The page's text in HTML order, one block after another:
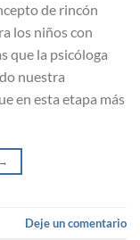
de rincón
los niños con
que la psicóloga
nuestra
en esta etapa más
→
Deje un comentario